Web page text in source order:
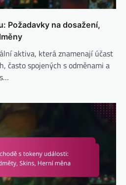
Požadavky na dosažení,
aktiva, která znamenají účast
často spojených s odměnami a